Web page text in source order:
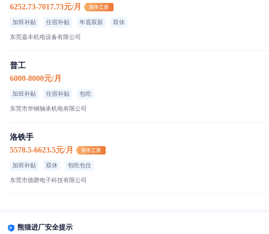
6252.73-7017.73元/月
加班补贴 住宿补贴 年底双薪 双休
东莞嘉丰机电设备有限公司
普工
6000-8000元/月
加班补贴 住宿补贴 包吃
东莞市华钢轴承机电有限公司
洛铁手
5578.5-6623.5元/月
加班补贴 双休 包吃包住
东莞市德磬电子科技有限公司
熊猫进厂安全提示